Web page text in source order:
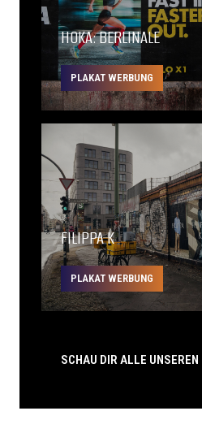
HOKA: BERLINALE
PLAKAT WERBUNG
FILIPPA K
PLAKAT WERBUNG
SCHAU DIR ALLE UNSEREN